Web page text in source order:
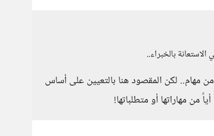
بالخبراء..
من مهام.. لكن المقصود هنا بالتعيين على أساس
من مهاراتها أو متطلباتها!